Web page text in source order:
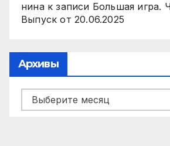
нинак записи Большая игра.
Выпуск от 20.06.2025
Архивы
Архивы